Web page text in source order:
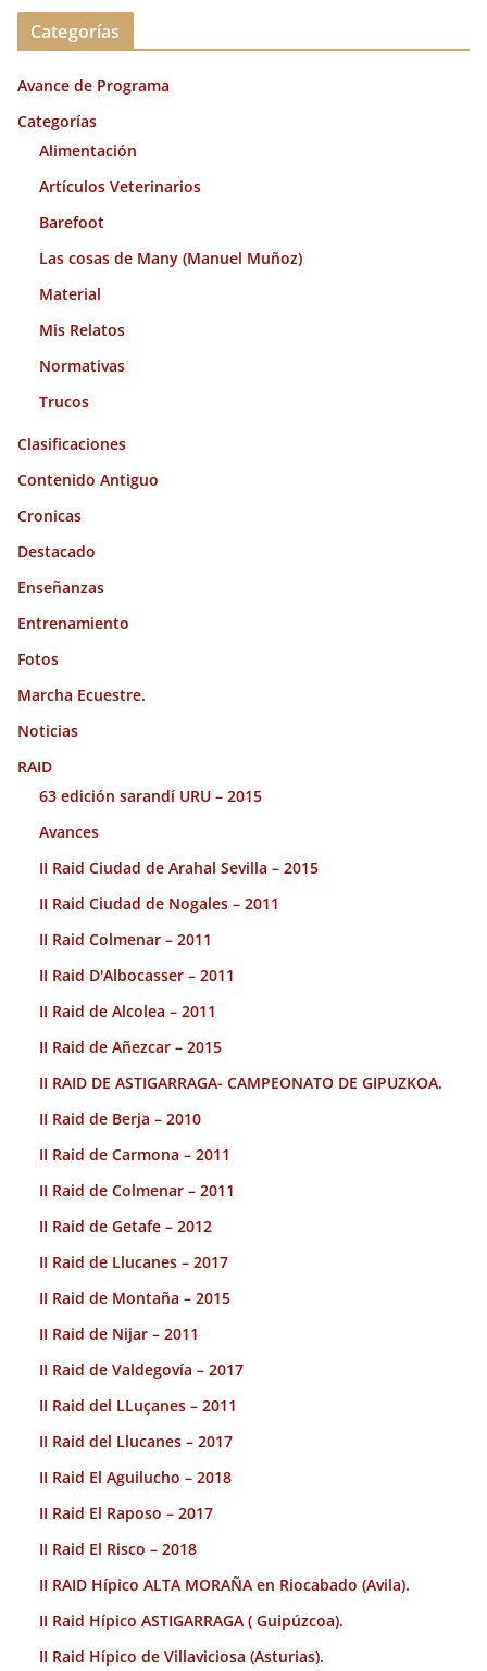
c
v
o
Categorías
Avance de Programa
Categorías
Alimentación
Artículos Veterinarios
Barefoot
Las cosas de Many (Manuel Muñoz)
Material
Mis Relatos
Normativas
Trucos
Clasificaciones
Contenido Antiguo
Cronicas
Destacado
Enseñanzas
Entrenamiento
Fotos
Marcha Ecuestre.
Noticias
RAID
63 edición sarandí URU – 2015
Avances
II Raid Ciudad de Arahal Sevilla – 2015
II Raid Ciudad de Nogales – 2011
II Raid Colmenar – 2011
II Raid D'Albocasser – 2011
II Raid de Alcolea – 2011
II Raid de Añezcar – 2015
II RAID DE ASTIGARRAGA- CAMPEONATO DE GIPUZKOA.
II Raid de Berja – 2010
II Raid de Carmona – 2011
II Raid de Colmenar – 2011
II Raid de Getafe – 2012
II Raid de Llucanes – 2017
II Raid de Montaña – 2015
II Raid de Nijar – 2011
II Raid de Valdegovía – 2017
II Raid del LLuçanes – 2011
II Raid del Llucanes – 2017
II Raid El Aguilucho – 2018
II Raid El Raposo – 2017
II Raid El Risco – 2018
II RAID Hípico ALTA MORAÑA en Riocabado (Avila).
II Raid Hípico ASTIGARRAGA ( Guipúzcoa).
II Raid Hípico de Villaviciosa (Asturias).